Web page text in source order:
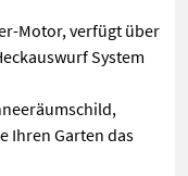
Motor, verfügt über
System
Ihren Garten das